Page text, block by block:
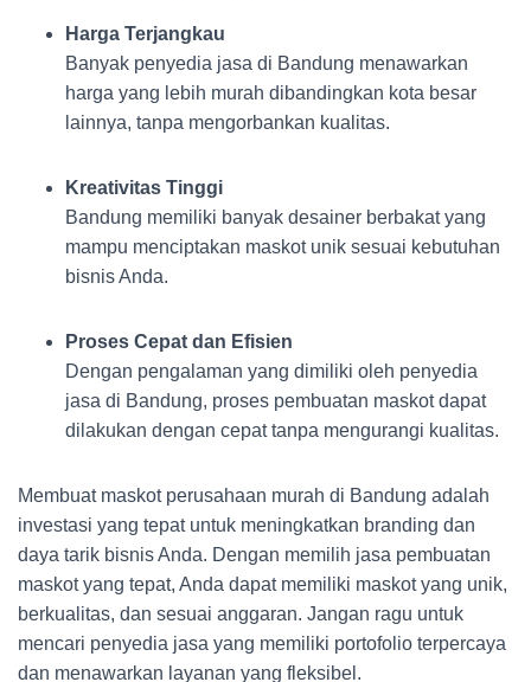
Harga Terjangkau
Banyak penyedia jasa di Bandung menawarkan
harga yang lebih murah dibandingkan kota besar
lainnya, tanpa mengorbankan kualitas.
Kreativitas Tinggi
Bandung memiliki banyak desainer berbakat yang
mampu menciptakan maskot unik sesuai kebutuhan
bisnis Anda.
Proses Cepat dan Efisien
Dengan pengalaman yang dimiliki oleh penyedia
jasa di Bandung, proses pembuatan maskot dapat
dilakukan dengan cepat tanpa mengurangi kualitas.
Membuat maskot perusahaan murah di Bandung adalah
investasi yang tepat untuk meningkatkan branding dan
daya tarik bisnis Anda. Dengan memilih jasa pembuatan
maskot yang tepat, Anda dapat memiliki maskot yang unik,
berkualitas, dan sesuai anggaran. Jangan ragu untuk
mencari penyedia jasa yang memiliki portofolio terpercaya
dan menawarkan layanan yang fleksibel.